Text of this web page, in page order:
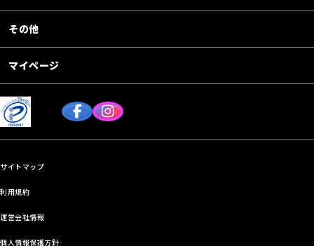
その他
マイページ
サイトマップ
利用規約
運営会社情報
個人情報保護方針